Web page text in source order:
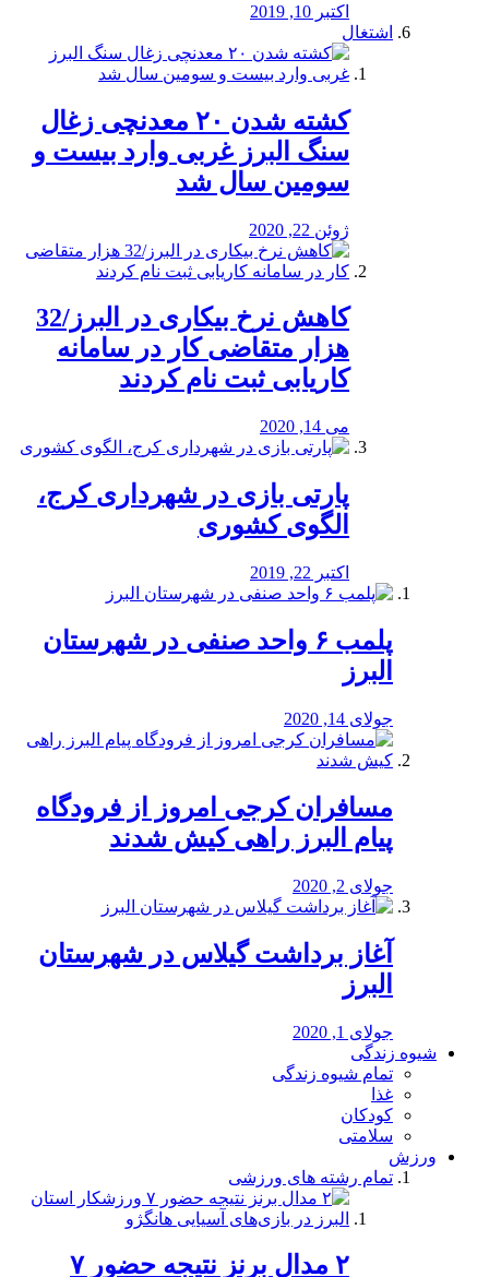
اکتبر 10, 2019
اشتغال
کشته شدن ۲۰ معدنچی زغال
سنگ البرز غربی وارد بیست و
سومین سال شد
ژوئن 22, 2020
کاهش نرخ بیکاری در البرز/32
هزار متقاضی کار در سامانه
کاریابی ثبت نام کردند
می 14, 2020
پارتی بازی در شهرداری کرج،
الگوی کشوری
اکتبر 22, 2019
پلمب ۶ واحد صنفی در شهرستان
البرز
جولای 14, 2020
مسافران کرجی امروز از فرودگاه
پیام البرز راهی کیش شدند
جولای 2, 2020
آغاز برداشت گیلاس در شهرستان
البرز
جولای 1, 2020
شیوه زندگی
تمام شیوه زندگی
غذا
کودکان
سلامتی
ورزش
تمام رشته های ورزشی
۲ مدال برنز نتیجه حضور ۷